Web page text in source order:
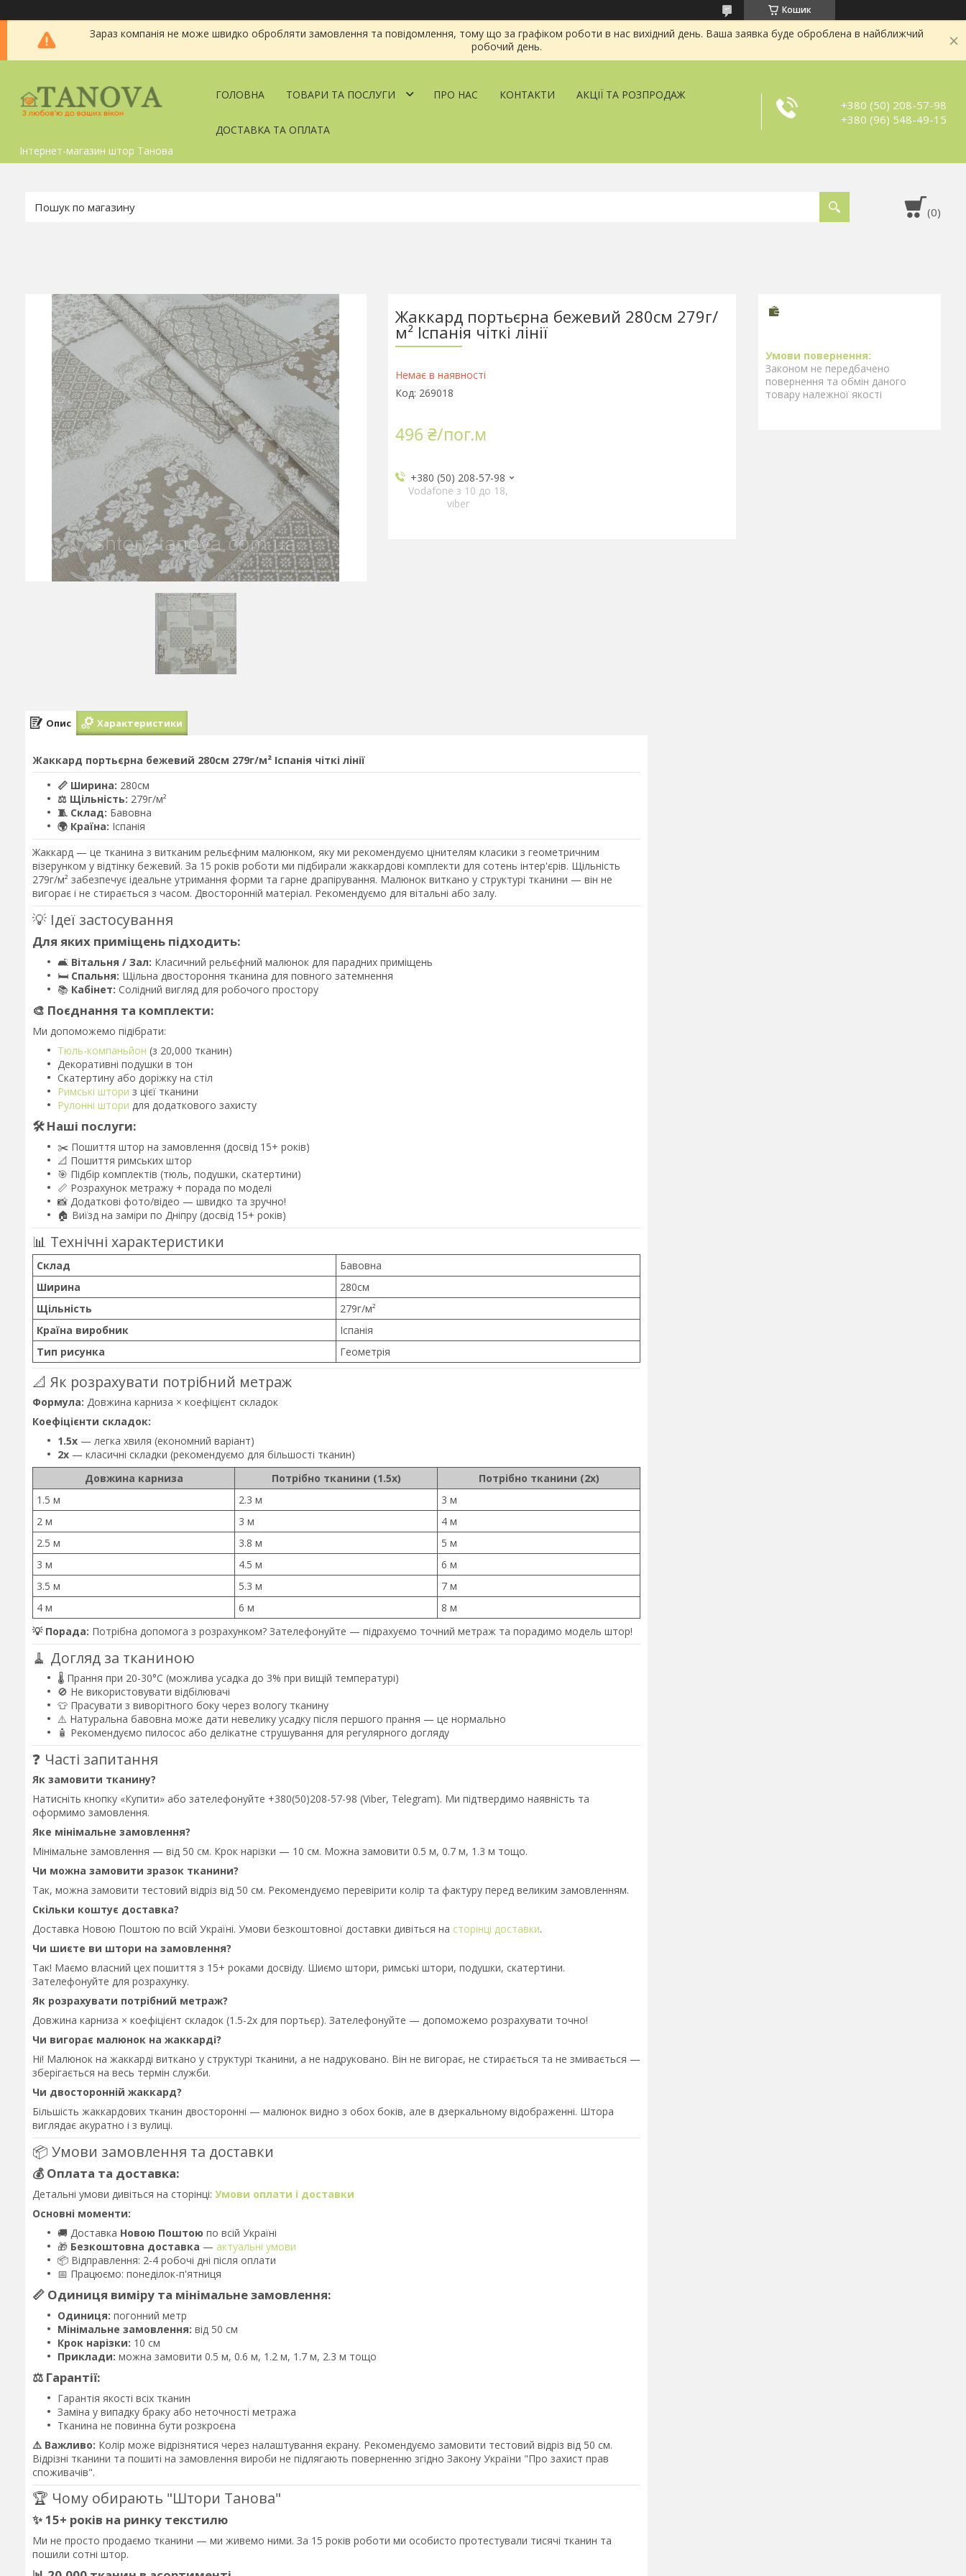
Кошик
Зараз компанія не може швидко обробляти замовлення та повідомлення, тому що за графіком роботи в нас вихідний день. Ваша заявка буде оброблена в найближчий
робочий день.
Інтернет-магазин штор Танова
ГОЛОВНА ТОВАРИ ТА ПОСЛУГИ ПРО НАС КОНТАКТИ АКЦІЇ ТА РОЗПРОДАЖ
ДОСТАВКА ТА ОПЛАТА
+380 (50) 208-57-98
+380 (96) 548-49-15
Жаккард портьєрна бежевий 280см 279г/
м² Іспанія чіткі лінії
Немає в наявності
Код: 269018
496 ₴/пог.м
+380 (50) 208-57-98
Vodafone з 10 до 18,
viber
Законом не передбачено
повернення та обмін даного
товару належної якості
Опис Характеристики
Жаккард портьєрна бежевий 280см 279г/м² Іспанія чіткі лінії
📏 Ширина: 280см
⚖️ Щільність: 279г/м²
🧵 Склад: Бавовна
🌍 Країна: Іспанія
Жаккард — це тканина з витканим рельєфним малюнком, яку ми рекомендуємо цінителям класики з геометричним
візерунком у відтінку бежевий. За 15 років роботи ми підбирали жаккардові комплекти для сотень інтер'єрів. Щільність
279г/м² забезпечує ідеальне утримання форми та гарне драпірування. Малюнок виткано у структурі тканини — він не
вигорає і не стирається з часом. Двосторонній матеріал. Рекомендуємо для вітальні або залу.
💡 Ідеї застосування
Для яких приміщень підходить:
🛋️ Вітальня / Зал: Класичний рельєфний малюнок для парадних приміщень
🛏️ Спальня: Щільна двостороння тканина для повного затемнення
📚 Кабінет: Солідний вигляд для робочого простору
🎨 Поєднання та комплекти:
Ми допоможемо підібрати:
Тюль-компаньйон (з 20,000 тканин)
Декоративні подушки в тон
Скатертину або доріжку на стіл
Римські штори з цієї тканини
Рулонні штори для додаткового захисту
🛠️ Наші послуги:
✂️ Пошиття штор на замовлення (досвід 15+ років)
📐 Пошиття римських штор
🎯 Підбір комплектів (тюль, подушки, скатертини)
📏 Розрахунок метражу + порада по моделі
📸 Додаткові фото/відео — швидко та зручно!
🏠 Виїзд на заміри по Дніпру (досвід 15+ років)
📊 Технічні характеристики
Склад
Бавовна
Ширина
280см
Щільність
279г/м²
Країна виробник
Іспанія
Тип рисунка
Геометрія
📐 Як розрахувати потрібний метраж
Формула: Довжина карниза × коефіцієнт складок
Коефіцієнти складок:
1.5x — легка хвиля (економний варіант)
2x — класичні складки (рекомендуємо для більшості тканин)
Довжина карниза
Потрібно тканини (1.5x)
Потрібно тканини (2x)
1.5 м
2.3 м
3 м
2 м
3 м
4 м
2.5 м
3.8 м
5 м
3 м
4.5 м
6 м
3.5 м
5.3 м
7 м
4 м
6 м
8 м
💡 Порада: Потрібна допомога з розрахунком? Зателефонуйте — підрахуємо точний метраж та порадимо модель штор!
🧹 Догляд за тканиною
🌡️ Прання при 20-30°C (можлива усадка до 3% при вищій температурі)
🚫 Не використовувати відбілювачі
👕 Прасувати з виворітного боку через вологу тканину
⚠️ Натуральна бавовна може дати невелику усадку після першого прання — це нормально
🧴 Рекомендуємо пилосос або делікатне струшування для регулярного догляду
❓ Часті запитання
Як замовити тканину?
Натисніть кнопку «Купити» або зателефонуйте +380(50)208-57-98 (Viber, Telegram). Ми підтвердимо наявність та
оформимо замовлення.
Яке мінімальне замовлення?
Мінімальне замовлення — від 50 см. Крок нарізки — 10 см. Можна замовити 0.5 м, 0.7 м, 1.3 м тощо.
Чи можна замовити зразок тканини?
Так, можна замовити тестовий відріз від 50 см. Рекомендуємо перевірити колір та фактуру перед великим замовленням.
Скільки коштує доставка?
Доставка Новою Поштою по всій Україні. Умови безкоштовної доставки дивіться на сторінці доставки.
Чи шиєте ви штори на замовлення?
Так! Маємо власний цех пошиття з 15+ роками досвіду. Шиємо штори, римські штори, подушки, скатертини.
Зателефонуйте для розрахунку.
Як розрахувати потрібний метраж?
Довжина карниза × коефіцієнт складок (1.5-2x для портьєр). Зателефонуйте — допоможемо розрахувати точно!
Чи вигорає малюнок на жаккарді?
Ні! Малюнок на жаккарді виткано у структурі тканини, а не надруковано. Він не вигорає, не стирається та не змивається —
зберігається на весь термін служби.
Чи двосторонній жаккард?
Більшість жаккардових тканин двосторонні — малюнок видно з обох боків, але в дзеркальному відображенні. Штора
виглядає акуратно і з вулиці.
📦 Умови замовлення та доставки
💰 Оплата та доставка:
Детальні умови дивіться на сторінці: Умови оплати і доставки
Основні моменти:
🚚 Доставка Новою Поштою по всій Україні
🎁 Безкоштовна доставка — актуальні умови
📦 Відправлення: 2-4 робочі дні після оплати
📅 Працюємо: понеділок-п'ятниця
📏 Одиниця виміру та мінімальне замовлення:
Одиниця: погонний метр
Мінімальне замовлення: від 50 см
Крок нарізки: 10 см
Приклади: можна замовити 0.5 м, 0.6 м, 1.2 м, 1.7 м, 2.3 м тощо
⚖️ Гарантії:
Гарантія якості всіх тканин
Заміна у випадку браку або неточності метража
Тканина не повинна бути розкроєна
⚠️ Важливо: Колір може відрізнятися через налаштування екрану. Рекомендуємо замовити тестовий відріз від 50 см.
Відрізні тканини та пошиті на замовлення вироби не підлягають поверненню згідно Закону України "Про захист прав
споживачів".
🏆 Чому обирають "Штори Танова"
✨ 15+ років на ринку текстилю
Ми не просто продаємо тканини — ми живемо ними. За 15 років роботи ми особисто протестували тисячі тканин та
пошили сотні штор.